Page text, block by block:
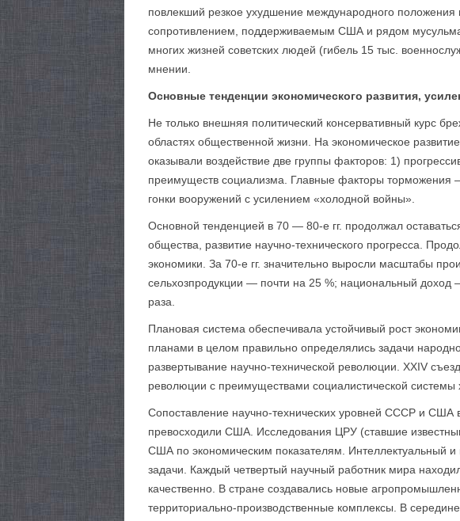
повлекший резкое ухудшение международного
сопротивлением, поддерживаемым США и рядом
многих жизней советских людей (гибель 15 тыс.
мнении.
Основные тенденции экономического развития,
Не только внешняя политический консервативный курс
областях общественной жизни. На экономическое
оказывали воздействие две группы факторов: 1)
преимуществ социализма. Главные факторы торможения
гонки вооружений с усилением «холодной войны».
Основной тенденцией в 70 — 80-е гг. продолжал
общества, развитие научно-технического прогресса.
экономики. За 70-е гг. значительно выросли масштабы
сельхозпродукции — почти на 25 %; национальный
раза.
Плановая система обеспечивала устойчивый рост
планами в целом правильно определялись задачи
развертывание научно-технической революции. XXIV
революции с преимуществами социалистической системы
Сопоставление научно-технических уровней СССР и США
превосходили США. Исследования ЦРУ (ставшие
США по экономическим показателям. Интеллектуальный
задачи. Каждый четвертый научный работник мира
качественно. В стране создавались новые
территориально-производственные комплексы. В